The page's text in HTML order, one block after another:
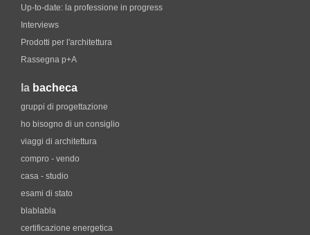
Up-to-date: la professione in progress
Interviews
Prodotti per l'architettura
Rassegna p+A
la bacheca
gruppi di progettazione
ho bisogno di un consiglio
viaggi di architettura
compro - vendo
casa - studio
esami di stato
blablabla
certificazione energetica